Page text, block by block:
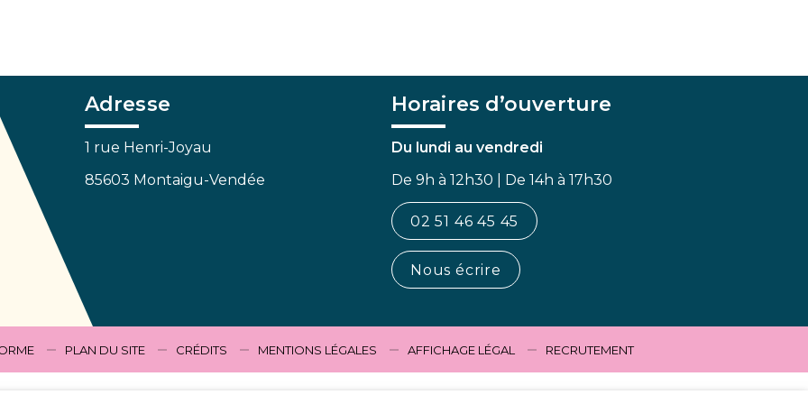
Adresse
1 rue Henri-Joyau
85603 Montaigu-Vendée
Horaires d’ouverture
Du lundi au vendredi
De 9h à 12h30 | De 14h à 17h30
02 51 46 45 45
Nous écrire
PLAN DU SITE CRÉDITS MENTIONS LÉGALES AFFICHAGE LÉGAL RECRUTEMENT